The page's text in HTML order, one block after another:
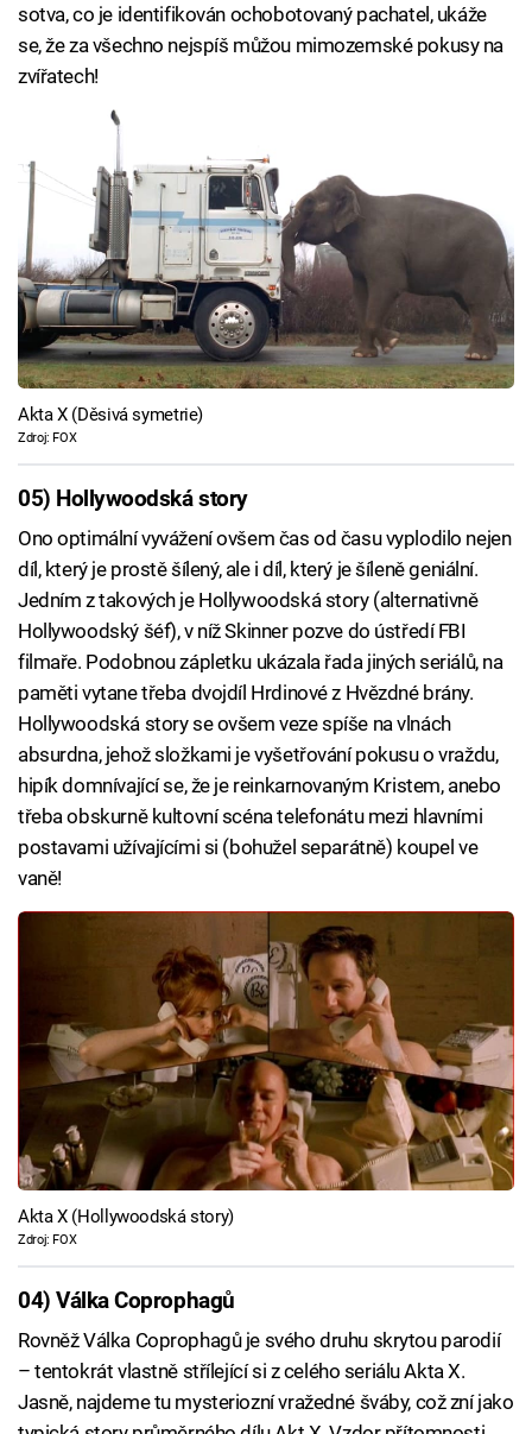
sotva, co je identifikován ochobotovaný pachatel, ukáže
se, že za všechno nejspíš můžou mimozemské pokusy na
zvířatech!
Akta X (Děsivá symetrie)
Zdroj: FOX
05) Hollywoodská story
Ono optimální vyvážení ovšem čas od času vyplodilo nejen
díl, který je prostě šílený, ale i díl, který je šíleně geniální.
Jedním z takových je Hollywoodská story (alternativně
Hollywoodský šéf), v níž Skinner pozve do ústředí FBI
filmaře. Podobnou zápletku ukázala řada jiných seriálů, na
paměti vytane třeba dvojdíl Hrdinové z Hvězdné brány.
Hollywoodská story se ovšem veze spíše na vlnách
absurdna, jehož složkami je vyšetřování pokusu o vraždu,
hipík domnívající se, že je reinkarnovaným Kristem, anebo
třeba obskurně kultovní scéna telefonátu mezi hlavními
postavami užívajícími si (bohužel separátně) koupel ve
vaně!
Akta X (Hollywoodská story)
Zdroj: FOX
04) Válka Coprophagů
Rovněž Válka Coprophagů je svého druhu skrytou parodií
– tentokrát vlastně střílející si z celého seriálu Akta X.
Jasně, najdeme tu mysteriozní vražedné šváby, což zní jako